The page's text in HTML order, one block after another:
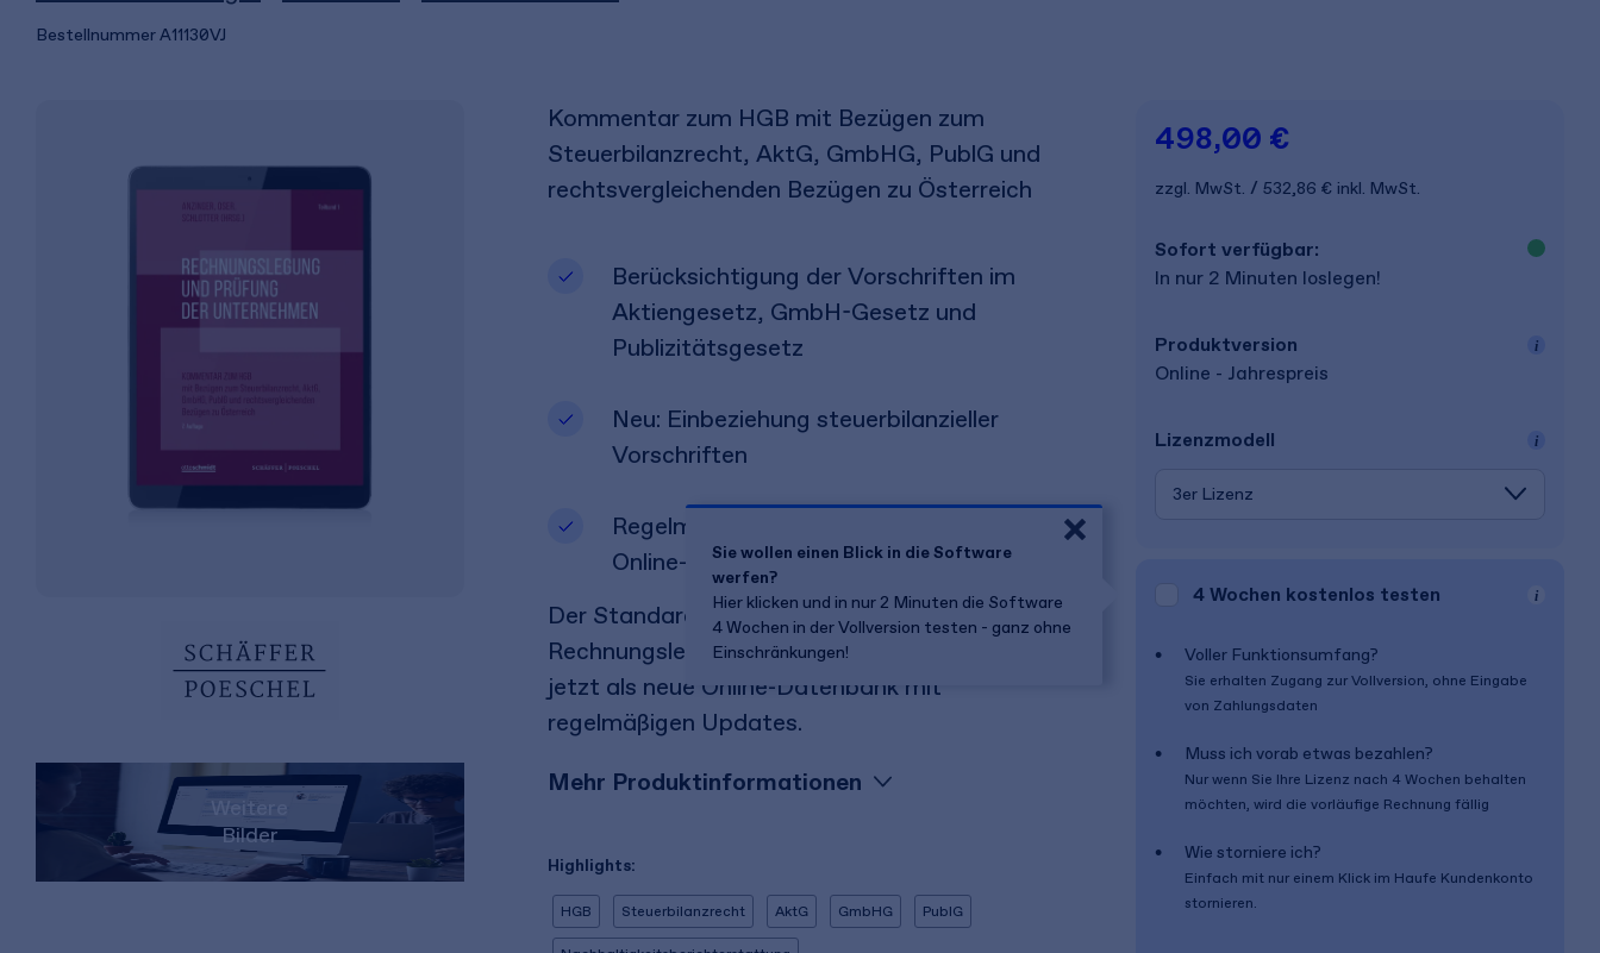
BestellnummerA11130VJ
Weitere
Bilder
Kommentar zum HGB mit Bezügen zum
Steuerbilanzrecht, AktG, GmbHG, PublG und
rechtsvergleichenden Bezügen zu Österreich
Berücksichtigung der Vorschriften im
Aktiengesetz, GmbH-Gesetz und
Publizitätsgesetz
Neu: Einbeziehung steuerbilanzieller
Vorschriften
Regelmäßige Aktualisierung durch
Online-Updates
Der Standardkommentar zur
Rechnungslegung und Unternehmensprüfung
jetzt als neue Online-Datenbank mit
regelmäßigen Updates.
Mehr Produktinformationen
Highlights:
HGB Steuerbilanzrecht AktG GmbHG PublG
498,00 €
zzgl. MwSt. 532,86 € inkl. MwSt.
Sofort verfügbar:
In nur 2 Minuten loslegen!
Produkt­version
Online - Jahrespreis
Lizenz­modell
4 Wochen kostenlos testen
Voller Funktionsumfang?
Sie erhalten Zugang zur Vollversion, ohne Eingabe
von Zahlungsdaten
Muss ich vorab etwas bezahlen?
Nur wenn Sie Ihre Lizenz nach 4 Wochen behalten
möchten, wird die vorläufige Rechnung fällig
Wie storniere ich?
Einfach mit nur einem Klick im Haufe Kundenkonto
stornieren.
Sie wollen einen Blick in die Software
werfen?
Hier klicken und in nur 2 Minuten die Software
4 Wochen in der Vollversion testen - ganz ohne
Einschränkungen!